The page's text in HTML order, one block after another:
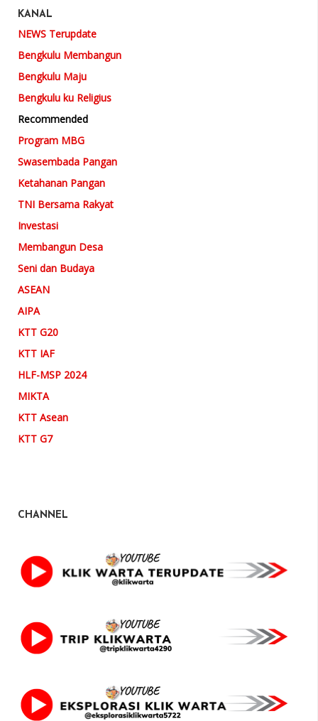
KANAL
NEWS Terupdate
Bengkulu Membangun
Bengkulu Maju
Bengkulu ku Religius
Recommended
Program MBG
Swasembada Pangan
Ketahanan Pangan
TNI Bersama Rakyat
Investasi
Membangun Desa
Seni dan Budaya
ASEAN
AIPA
KTT G20
KTT IAF
HLF-MSP 2024
MIKTA
KTT Asean
KTT G7
CHANNEL